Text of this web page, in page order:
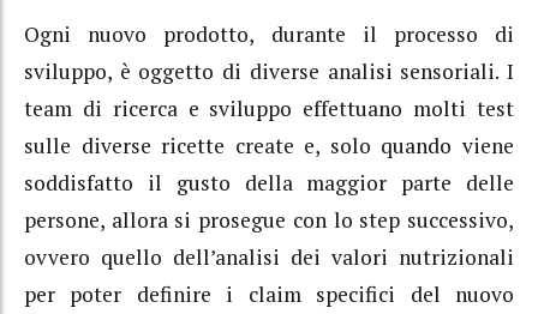
Ogni nuovo prodotto, durante il processo di
sviluppo, è oggetto di diverse analisi sensoriali. I
team di ricerca e sviluppo effettuano molti test
sulle diverse ricette create e, solo quando viene
soddisfatto il gusto della maggior parte delle
persone, allora si prosegue con lo step successivo,
ovvero quello dell’analisi dei valori nutrizionali
per poter definire i claim specifici del nuovo